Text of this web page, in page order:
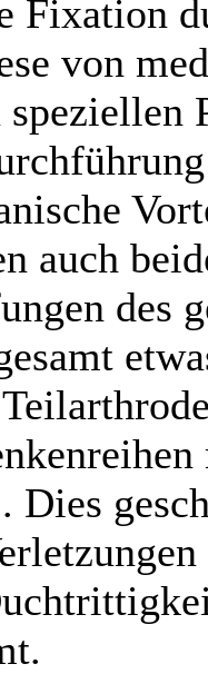
Fixation
von
auch
des
Dies